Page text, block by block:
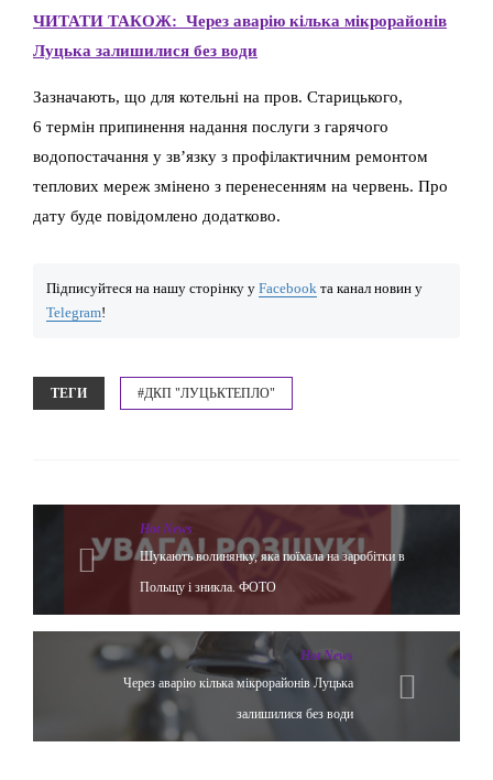
ЧИТАТИ ТАКОЖ: Через аварію кілька мікрорайонів
Луцька залишилися без води
Зазначають, що для котельні на пров. Старицького,
6 термін припинення надання послуги з гарячого
водопостачання у зв’язку з профілактичним ремонтом
теплових мереж змінено з перенесенням на червень. Про
дату буде повідомлено додатково.
Підписуйтеся на нашу сторінку у Facebook та канал новин у
Telegram!
ТЕГИ #ДКП "ЛУЦЬКТЕПЛО"
Hot News
Шукають волинянку, яка поїхала на заробітки в
Польщу і зникла. ФОТО
Hot News
Через аварію кілька мікрорайонів Луцька
залишилися без води